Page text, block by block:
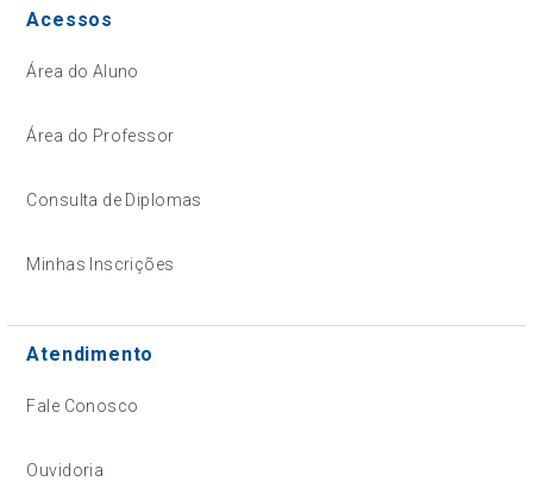
Acessos
Área do Aluno
Área do Professor
Consulta de Diplomas
Minhas Inscrições
Atendimento
Fale Conosco
Ouvidoria